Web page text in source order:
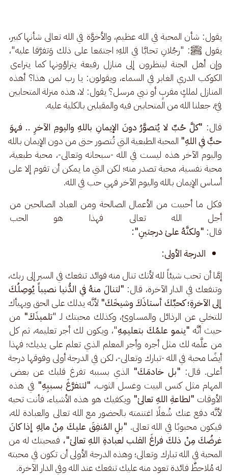
يقول: شأن المحبة في الله عظيم، والأخوَّة في الله تعالى شأنها كبير،
يقول ﷺ: "رجُلانِ تحابَّا في اللهِ؛ اجتمَعا على ذلك وَتفرَّقا عليه"،
وإن أهل الجنة لينظرون إلى منازل رفيعة يتراؤونها كما يتراءى
الكوكب الدري الغابر في السماء، ويقولون: يا رب لمن هذا؟ أهذه
المنازل لملكٍ مقربٍ أو نبي مرسل؟ يقول: لا، هذه منزلة المتحابين
فيَّ، جعلنا الله من المتحابين فيه والمقبلين بالكلية عليه.
قال: "كلَّ حُبِّ لا يُتصوَّرُ دونَ الإيمانِ باللهِ واليومِ الآخرِ .. فهوَ
حبٌّ في اللهِ" المحبة الطبعية التي تُتصور حتى من دون الإيمان بالله
واليوم الآخر هذه ليست في الله -سبحانه وتعالى-، محبة طبعية،
محبة نفسية، محبة تصدر منه؛ لكن التي ما يمكن أن تقوم إلا على
أساس الإيمان بالله واليوم الآخر فهي حب في الله.
فكل ما أحببت من الأعمال الصالحة ومن العباد الصالحين من
أجل الله تعالى فهذا هو الحب
قال: "ولكنَّهُ علىٰ درجتينِ":
الدرجة الأولى:
إمَّا أن تحب شيئاً لله لأنك تنال منه فوائد تنفعك في السير إلى ربك،
وتنفعك في الدار الآخرة، قال: "لتنالَ منهُ في الدُّنيا نصيباً يُوصِلُكَ
إلى الآخرةِ؛ كحبِّكَ أستاذَكَ وشيخَكَ" لأنَّه يدلك على الحق ويهيأك
للتخلي عن الرذائل والمساوئ، وكذلك محبتك لـ "تلميذَكَ" من
حيث أنَّه "ينمو علمُكَ بتعليمِهِ"، ويكون لك أجر تعليمه، ثم كل
من علَّمه لك مثل أجره وأجر المعلم الذي تعلم على يديك؛ فهذا
أيضًا محبة في الله -تبارك وتعالى-، لكن في الدرجة أولى وفوقها درجة
أعلى. قال: "بل خادمَكَ" الذي بسببه تفرغ قلبك عن بعض
المهام مثل كنس البيت وغسل الثوب، "لتتفرَّغَ بسببِهِ" في هذه
الأوقات "لطاعةِ اللهِ تعالىٰ" ويكفيك هو هذه الأشياء، فأنت تحبه
لأنَّه دفع عنك شُغلًا اغتنمته بالحضور مع الله تعالى والعبادة لله،
فيكون محبوبًا في الله تعالى. "بلِ المُنفِقَ عليكَ مِنْ مالِهِ إذا كانَ
غرضُكَ مِنْ ذلكَ فراغَ القلب لعبادةِ اللهِ تعالىٰ"، فمحبتك له من
المحبة في الله تبارك وتعالى؛ وهذه الدرجة الأولى أن تكون في محبته
له مُلاحظٌ فائدة تعود منه عليك تنفعك عند الله وفي الدار الآخرة.